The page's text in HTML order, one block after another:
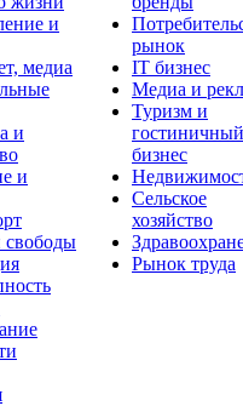
и
медиа
и
и
свободы
рынок
IT бизнес
Медиа и
Туризм и
гостиничный
бизнес
Сельское
хозяйство
Рынок труда